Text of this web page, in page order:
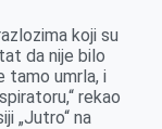
koji su
da nije bilo
tamo umrla, i
rekao
„Jutro“ na